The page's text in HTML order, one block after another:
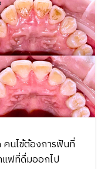
นไข้ต้องการฟันที่
แฟที่ดื่มออกไป